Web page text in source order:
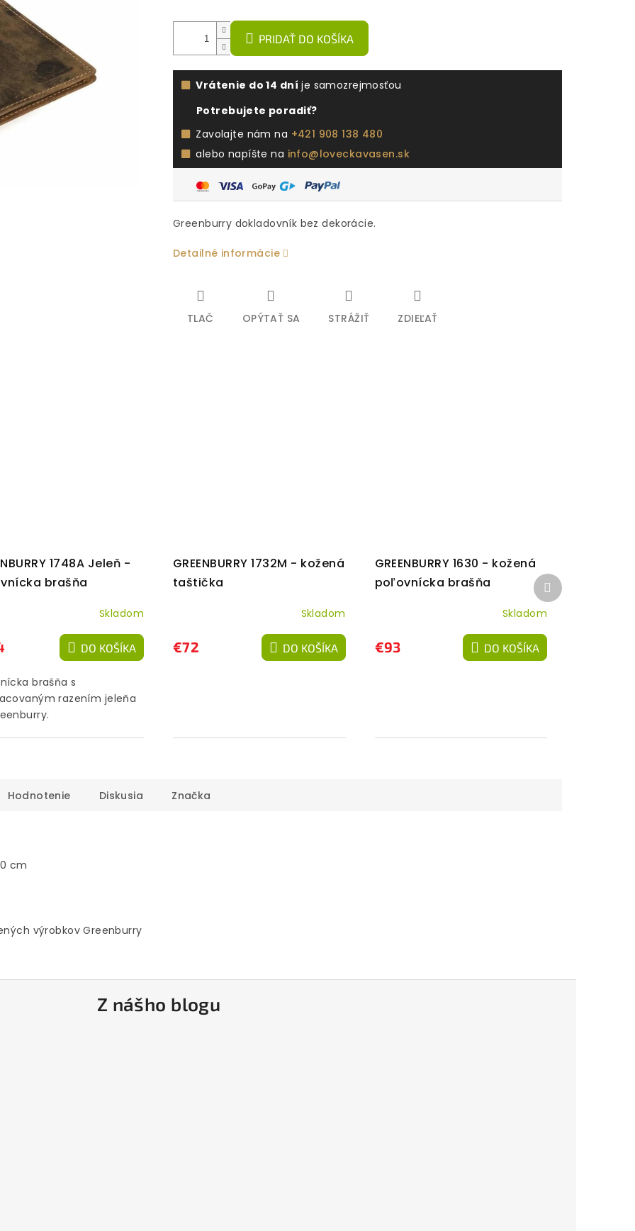
PRIDAŤ DO KOŠÍKA
Vrátenie do 14 dní je samozrejmosťou
Potrebujete poradiť?
Zavolajte nám na +421 908 138 480
alebo napíšte na info@loveckavasen.sk
Greenburry dokladovník bez dekorácie.
Detailné informácie
TLAČ OPÝTAŤ SA STRÁŽIŤ ZDIEĽAŤ
1748A Jeleň -
brašňa
Skladom
DO KOŠÍKA
brašňa s
razením jeleňa
GREENBURRY 1732M - kožená
taštička
Skladom
€72 DO KOŠÍKA
GREENBURRY 1630 - kožená
poľovnícka brašňa
Skladom
€93 DO KOŠÍKA
Ďalší
produkt
Hodnotenie Diskusia Značka
cm
výrobkov Greenburry
Z nášho blogu